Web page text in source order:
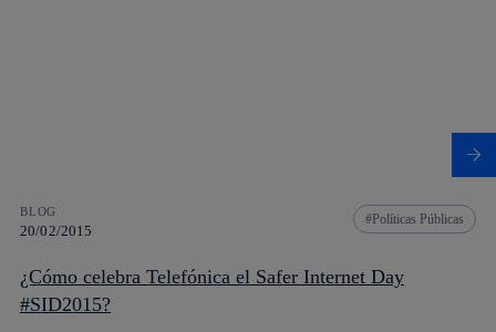
BLOG
20/02/2015
Políticas Públicas
¿Cómo celebra Telefónica el Safer Internet Day
#SID2015?